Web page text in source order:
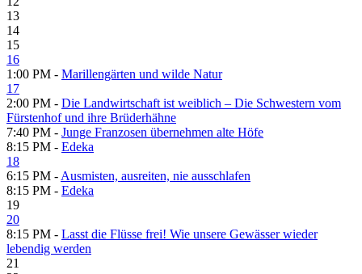
13
14
15
16
1:00 PM - Marillengärten und wilde Natur
17
2:00 PM - Die Landwirtschaft ist weiblich – Die Schwestern vom
Fürstenhof und ihre Brüderhähne
7:40 PM - Junge Franzosen übernehmen alte Höfe
8:15 PM - Edeka
18
6:15 PM - Ausmisten, ausreiten, nie ausschlafen
8:15 PM - Edeka
19
20
8:15 PM - Lasst die Flüsse frei! Wie unsere Gewässer wieder
lebendig werden
21